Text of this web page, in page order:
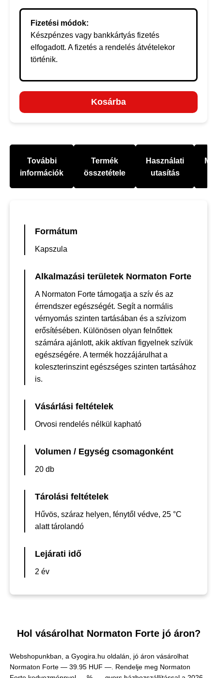
Fizetési módok:
Készpénzes vagy bankkártyás fizetés
elfogadott. A fizetés a rendelés átvételekor
történik.
Kosárba
További
információk
Termék
összetétele
Használati
utasítás
Formátum
Kapszula
Alkalmazási területek Normaton Forte
A Normaton Forte támogatja a szív és az
érrendszer egészségét. Segít a normális
vérnyomás szinten tartásában és a szívizom
erősítésében. Különösen olyan felnőttek
számára ajánlott, akik aktívan figyelnek szívük
egészségére. A termék hozzájárulhat a
koleszterinszint egészséges szinten tartásához
is.
Vásárlási feltételek
Orvosi rendelés nélkül kapható
Volumen / Egység csomagonként
20 db
Tárolási feltételek
Hűvös, száraz helyen, fénytől védve, 25 °C
alatt tárolandó
Lejárati idő
2 év
Hol vásárolhat Normaton Forte jó áron?
Webshopunkban, a Gyogira.hu oldalán, jó áron vásárolhat
Normaton Forte — 39.95 HUF — . Rendelje meg Normaton